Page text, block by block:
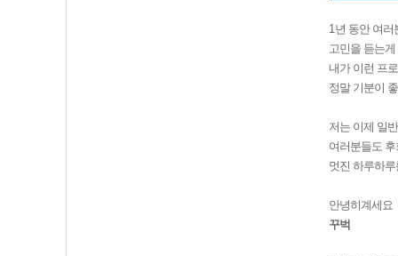
1년 동안 여러
고민을 듣는
내가 이런 프
정말 기분이
저는 이제 일
여러분들도
멋진 하루하
안녕히계세요
꾸벅